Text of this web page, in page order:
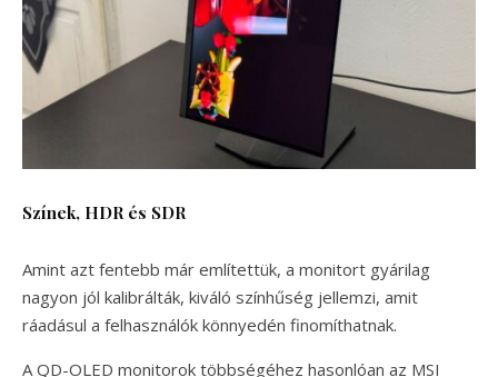
Színek, HDR és SDR
Amint azt fentebb már említettük, a monitort gyárilag
nagyon jól kalibrálták, kiváló színhűség jellemzi, amit
ráadásul a felhasználók könnyedén finomíthatnak.
A QD-OLED monitorok többségéhez hasonlóan az MSI